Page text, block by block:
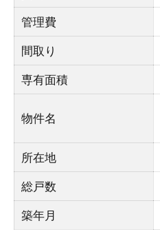
管理費
間取り
専有面積
物件名
所在地
総戸数
築年月